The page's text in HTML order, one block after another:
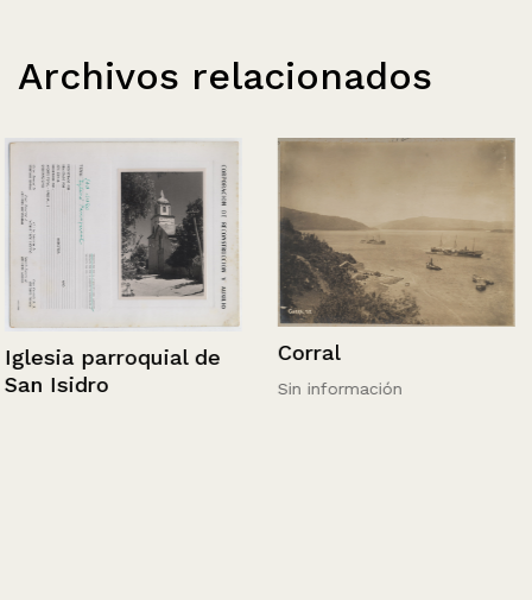
Archivos relacionados
Iglesia parroquial de
San Isidro
Corral
Sin información